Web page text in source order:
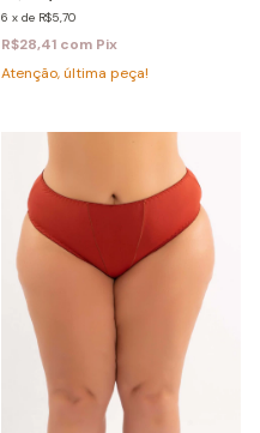
6 x de R$5,70
R$28,41 com Pix
Atenção, última peça!